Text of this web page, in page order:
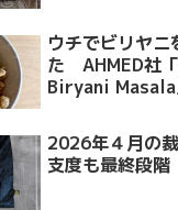
ウチでビリヤニ
た AHMED社
Biryani Masala
2026年４月の
支度も最終段階